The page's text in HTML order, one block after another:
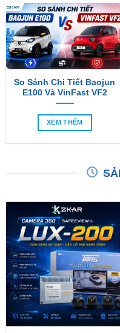
So Sánh Chi Tiết Baojun
E100 Và VinFast VF2
XEM THÊM